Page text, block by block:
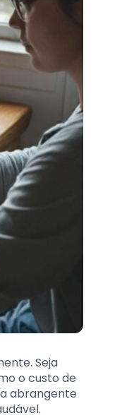
Seja
o custo de
abrangente